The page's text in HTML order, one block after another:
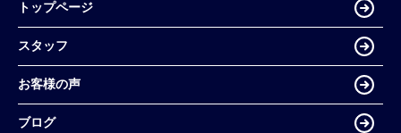
トップページ
スタッフ
お客様の声
ブログ